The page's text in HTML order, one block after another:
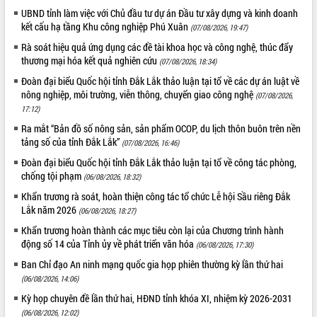
Tháo gỡ những vướng mắc, đẩy mạnh
công tác cải cách thủ tục hành chính
tại Trung tâm Phục vụ hành chính
công tỉnh
Đắk Lắk: Tôn vinh 46 giải pháp tại Hội
thi Sáng tạo Kỹ thuật 2024 - 2025
Đắk Lắk rà soát, điều chỉnh Đề án 190
Phó Chủ tịch UBND tỉnh Đắk Lắk
Trương Công Thái kiểm tra thực địa
Dự án cao tốc Khánh Hòa - Buôn Ma
Thuột
Định vị cà phê Việt Nam như một “di
sản sống” trong dòng chảy toàn cầu
Xây dựng nông thôn mới: Nâng cao đời
sống người dân từ những mô hình thiết
Quyết liệt tháo gỡ vướng mắc, đẩy
trong Khu kinh tế Nam Phú Yên
UBND tỉnh làm việc với Chủ đầu tư dự án Đầu tư xây dựng và kinh doanh
kết cấu hạ tầng Khu công nghiệp Phú Xuân (07/08/2026, 19:47)
Rà soát hiệu quả ứng dụng các đề tài khoa học và công nghệ, thúc đẩy
thương mại hóa kết quả nghiên cứu (07/08/2026, 18:34)
Đoàn đại biểu Quốc hội tỉnh Đắk Lắk thảo luận tại tổ về các dự án luật về
nông nghiệp, môi trường, viễn thông, chuyển giao công nghệ (07/08/2026,
17:12)
Ra mắt “Bản đồ số nông sản, sản phẩm OCOP, du lịch thôn buôn trên nền
tảng số của tỉnh Đắk Lắk” (07/08/2026, 16:46)
Đoàn đại biểu Quốc hội tỉnh Đắk Lắk thảo luận tại tổ về công tác phòng,
chống tội phạm (06/08/2026, 18:32)
Khẩn trương rà soát, hoàn thiện công tác tổ chức Lễ hội Sầu riêng Đắk
Lắk năm 2026 (06/08/2026, 18:27)
Khẩn trương hoàn thành các mục tiêu còn lại của Chương trình hành
động số 14 của Tỉnh ủy về phát triển văn hóa (06/08/2026, 17:30)
Ban Chỉ đạo An ninh mạng quốc gia họp phiên thường kỳ lần thứ hai
(06/08/2026, 14:06)
Kỳ họp chuyên đề lần thứ hai, HĐND tỉnh khóa XI, nhiệm kỳ 2026-2031
(06/08/2026, 12:02)